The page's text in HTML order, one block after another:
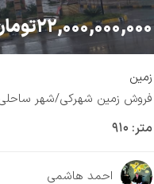
۲۲,۰۰۰,۰۰۰,۰۰۰
زمین
فروش زمین شهرکی/شهر
متر: ۹۱۰
احمد هاشمی